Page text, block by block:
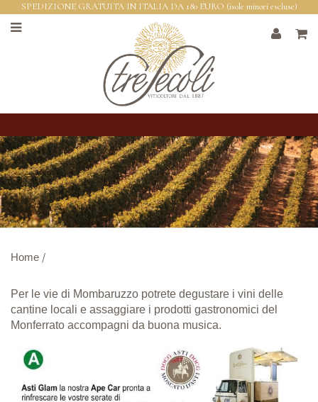
SPEDIZIONE GRATUITA IN ITALIA DA 180 EURO (isole minori escluse)
Home /
Per le vie di Mombaruzzo potrete degustare i vini delle
cantine locali e assaggiare i prodotti gastronomici del
Monferrato accompagni da buona musica.